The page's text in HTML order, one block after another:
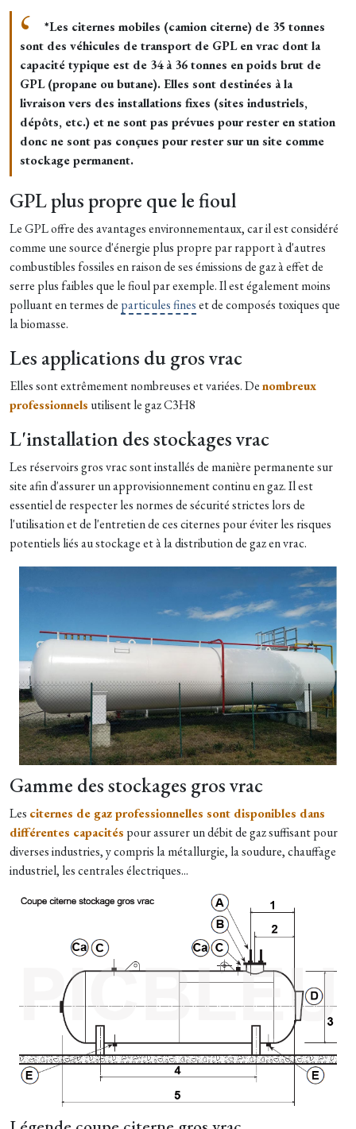
*Les citernes mobiles (camion citerne) de 35 tonnes
sont des véhicules de transport de GPL en vrac dont la
capacité typique est de 34 à 36 tonnes en poids brut de
GPL (propane ou butane). Elles sont destinées à la
livraison vers des installations fixes (sites industriels,
dépôts, etc.) et ne sont pas prévues pour rester en station
donc ne sont pas conçues pour rester sur un site comme
stockage permanent.
GPL plus propre que le fioul
Le GPL offre des avantages environnementaux, car il est considéré
comme une source d'énergie plus propre par rapport à d'autres
combustibles fossiles en raison de ses émissions de gaz à effet de
serre plus faibles que le fioul par exemple. Il est également moins
polluant en termes de particules fineset de composés toxiques que
la biomasse.
Les applications du gros vrac
Elles sont extrêmement nombreuses et variées. Denombreux
professionnels utilisent le gaz C3H8
L'installation des stockages vrac
Les réservoirs gros vrac sont installés de manière permanente sur
site afin d'assurer un approvisionnement continu en gaz. Il est
essentiel de respecter les normes de sécurité strictes lors de
l'utilisation et de l'entretien de ces citernes pour éviter les risques
potentiels liés au stockage et à la distribution de gaz en vrac.
Gamme des stockages gros vrac
Les citernes de gaz professionnelles sont disponibles dans
différentes capacités pour assurer un débit de gaz suffisant pour
diverses industries, y compris la métallurgie, la soudure, chauffage
industriel, les centrales électriques...